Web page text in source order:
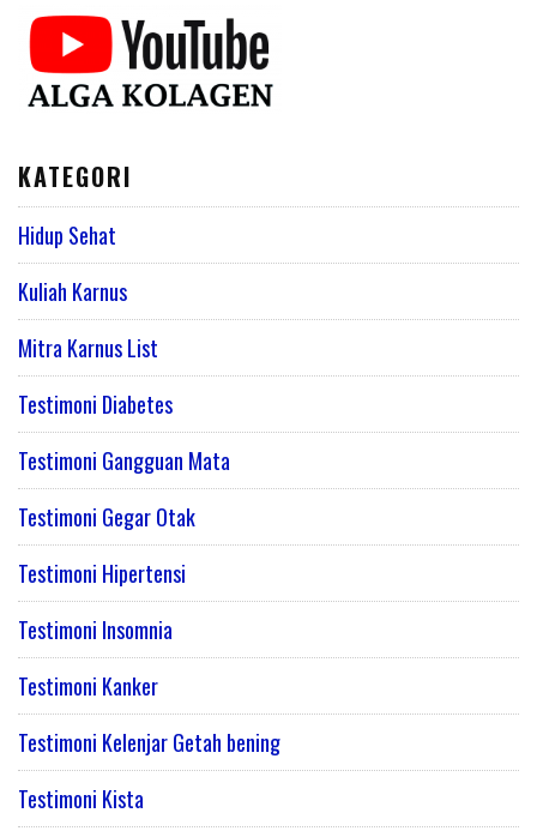
KATEGORI
Hidup Sehat
Kuliah Karnus
Mitra Karnus List
Testimoni Diabetes
Testimoni Gangguan Mata
Testimoni Gegar Otak
Testimoni Hipertensi
Testimoni Insomnia
Testimoni Kanker
Testimoni Kelenjar Getah bening
Testimoni Kista